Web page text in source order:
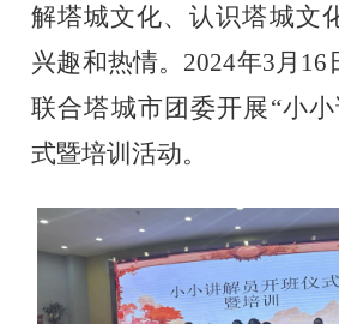
解塔城文化、认识塔城文
兴趣和热情。 2024年3月16
联合塔城市团委开展“小
式暨培训活动。